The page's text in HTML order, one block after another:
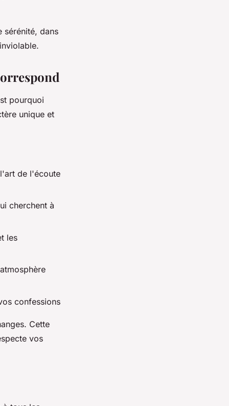
sérénité, dans
pourquoi
unique et
de l'écoute
cherchent à
les
confessions
Cette
vos